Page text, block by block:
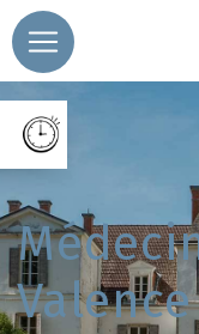
médecine alternative
Valence
Panneau de gestion